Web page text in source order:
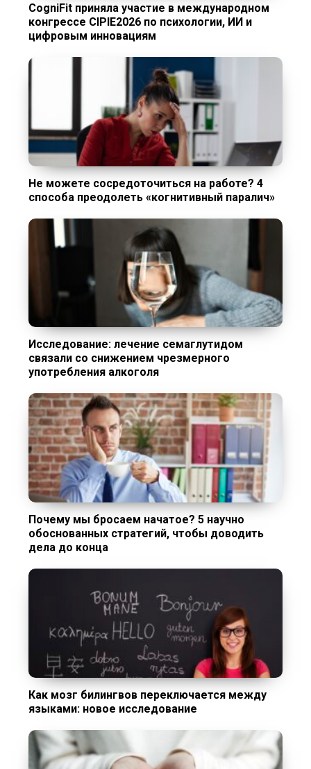
CogniFit приняла участие в международном
конгрессе CIPIE2026 по психологии, ИИ и
цифровым инновациям
Не можете сосредоточиться на работе? 4
способа преодолеть «когнитивный паралич»
Исследование: лечение семаглутидом
связали со снижением чрезмерного
употребления алкоголя
Почему мы бросаем начатое? 5 научно
обоснованных стратегий, чтобы доводить
дела до конца
Как мозг билингвов переключается между
языками: новое исследование